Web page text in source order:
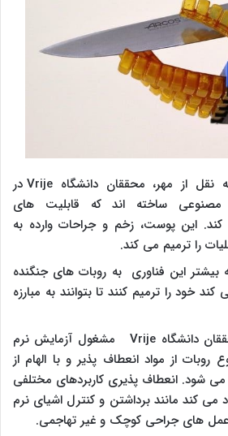
به نقل از مهر، محققان دانشگاه Vrije در
ساخته اند که قابلیت های
کند. این پوست، زخم و جراحات وارده به
را ترمیم می کند.
بیشتر این فناوری به روبات های جنگنده
خود را ترمیم کنند تا بتوانند به مبارزه
اکنون مدتی است که محققان دانشگاه Vrije مشغول آزمایش نرم
از مواد انعطاف پذیر و با الهام از
شود. انعطاف پذیری کاربردهای مختلفی
می کند مانند برداشتن و کنترل اشیای نرم
عمل های جراحی کوچک و غیر تهاجمی.